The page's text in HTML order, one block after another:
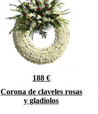
188 €
Corona de claveles rosas
y gladiolos